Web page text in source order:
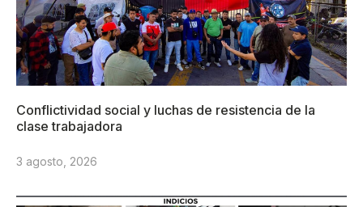
Conflictividad social y luchas de resistencia de la
clase trabajadora
3 agosto, 2026